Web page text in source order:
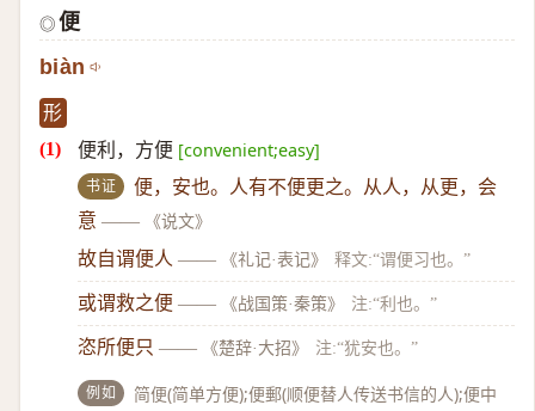
◎ 便
biàn
形
便利，方便 [convenient;easy]
书证
便，安也。人有不便更之。从人，从更，会
意 —— 《说文》
故自谓便人 —— 《礼记·表记》 释文:“谓便习也。”
或谓救之便 —— 《战国策·秦策》 注:“利也。”
恣所便只 —— 《楚辞·大招》 注:“犹安也。”
例如
简便(简单方便);便郵(顺便替人传送书信的人);便中